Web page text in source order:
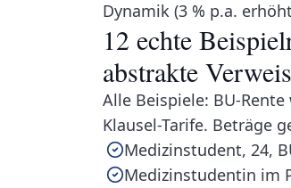
Dynamik (3 % p.a.
12 echte
abstrakte
Alle Beispiele: BU-
Klausel-Tarife. Beträge
Medizinstudent, 24,
Medizinstudentin im